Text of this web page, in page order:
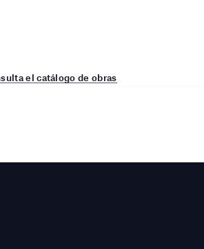
el catálogo de obras